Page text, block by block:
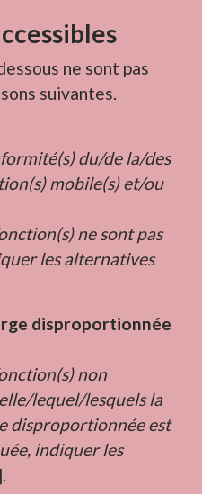
ne sont pas
suivantes.
du/de la/des
mobile(s) et/ou
ne sont pas
les alternatives
disproportionnée
non
lequel/lesquels la
disproportionnée est
indiquer les